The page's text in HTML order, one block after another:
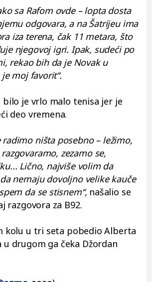
sa Rafom ovde – lopta dosta
odgovara, a na Šatrijeu ima
iza terena, čak 11 metara, što
njegovoj igri. Ipak, sudeći po
rekao bih da je Novak u
moj favorit“.
bilo je vrlo malo tenisa jer je
deo vremena.
radimo ništa posebno – ležimo,
zezamo se,
Lično, najviše volim da
nemaju dovoljno velike kauče
da se stisnem“, našalio se
razgovora za B92.
kolu u tri seta pobedio Alberta
u drugom ga čeka Džordan